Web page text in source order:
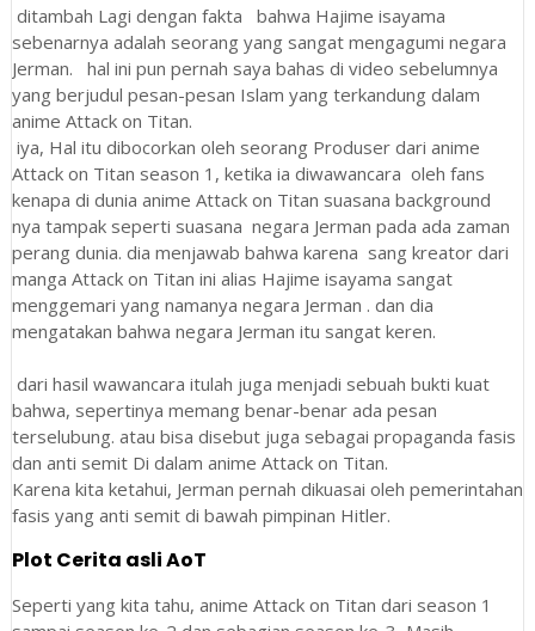
ditambah Lagi dengan fakta bahwa Hajime isayama
sebenarnya adalah seorang yang sangat mengagumi negara
Jerman. hal ini pun pernah saya bahas di video sebelumnya
yang berjudul pesan-pesan Islam yang terkandung dalam
anime Attack on Titan.
iya, Hal itu dibocorkan oleh seorang Produser dari anime
Attack on Titan season 1, ketika ia diwawancara oleh fans
kenapa di dunia anime Attack on Titan suasana background
nya tampak seperti suasana negara Jerman pada ada zaman
perang dunia. dia menjawab bahwa karena sang kreator dari
manga Attack on Titan ini alias Hajime isayama sangat
menggemari yang namanya negara Jerman . dan dia
mengatakan bahwa negara Jerman itu sangat keren.
dari hasil wawancara itulah juga menjadi sebuah bukti kuat
bahwa, sepertinya memang benar-benar ada pesan
terselubung. atau bisa disebut juga sebagai propaganda fasis
dan anti semit Di dalam anime Attack on Titan.
Karena kita ketahui, Jerman pernah dikuasai oleh pemerintahan
fasis yang anti semit di bawah pimpinan Hitler.
Plot Cerita asli AoT
Seperti yang kita tahu, anime Attack on Titan dari season 1